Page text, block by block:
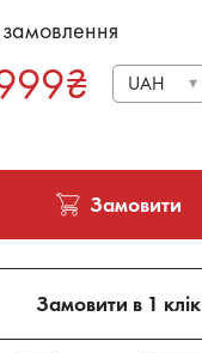
₴ UAH
Замовити
Замовити в 1 клік